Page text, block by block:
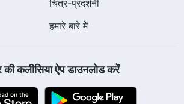
चित्र-प्रदर्शनी
हमारे बारे में
की कलीसिया ऐप डाउनलोड करें